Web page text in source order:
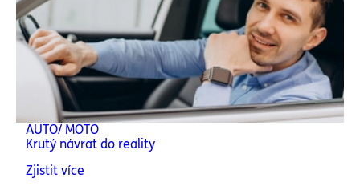
AUTO/ MOTO
Krutý návrat do reality
Zjistit více